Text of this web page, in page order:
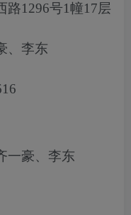
路1296号1幢17层
、李东
一豪、李东